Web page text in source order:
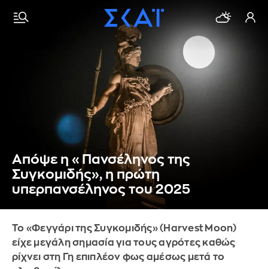
Απόψε η «Πανσέληνος της
Συγκομιδής», η πρώτη
υπερπανσέληνος του 2025
Το «Φεγγάρι της Συγκομιδής» (Harvest Moon)
είχε μεγάλη σημασία για τους αγρότες καθώς
ρίχνει στη Γη επιπλέον φως αμέσως μετά το